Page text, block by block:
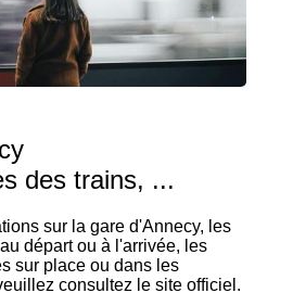
des trains, ...
sur la gare d'Annecy, les
départ ou à l'arrivée, les
sur place ou dans les
consultez le site officiel.